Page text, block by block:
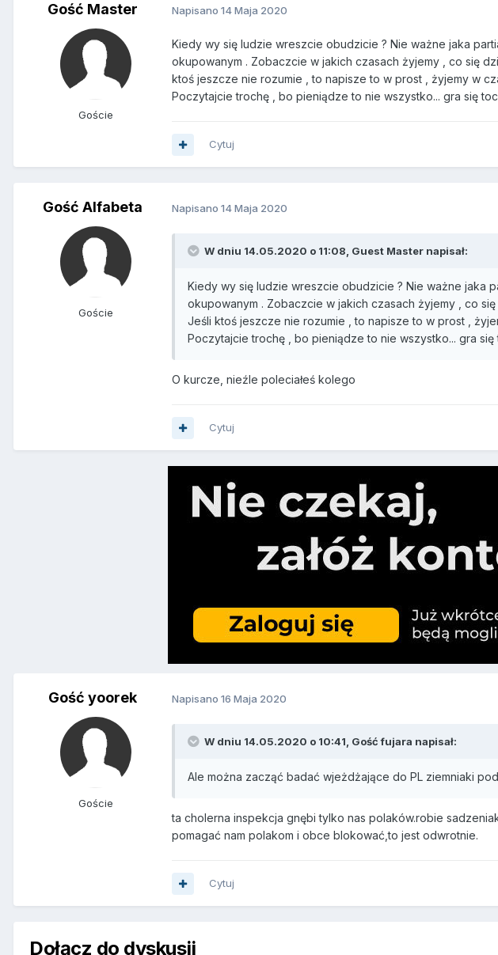
Gość Master
Goście
Napisano 14 Maja 2020
Kiedy wy się ludzie wreszcie obudzicie ? Nie ważne jaka
okupowanym . Zobaczcie w jakich czasach żyjemy , co się
ktoś jeszcze nie rozumie , to napisze to w prost , żyjemy w
Poczytajcie trochę , bo pieniądze to nie wszystko... gra się
Cytuj
Gość Alfabeta
Goście
Napisano 14 Maja 2020
W dniu 14.05.2020 o 11:08, Guest Master napisał:
Kiedy wy się ludzie wreszcie obudzicie ? Nie ważne jaka
okupowanym . Zobaczcie w jakich czasach żyjemy , co
Jeśli ktoś jeszcze nie rozumie , to napisze to w prost ,
Poczytajcie trochę , bo pieniądze to nie wszystko... gra
O kurcze, nieźle poleciałeś kolego
Cytuj
Gość yoorek
Goście
Napisano 16 Maja 2020
W dniu 14.05.2020 o 10:41, Gość fujara napisał:
Ale można zacząć badać wjeżdżające do PL ziemniaki
ta cholerna inspekcja gnębi tylko nas polaków.robie
pomagać nam polakom i obce blokować,to jest odwrotnie.
Cytuj
Dołącz do dyskusji